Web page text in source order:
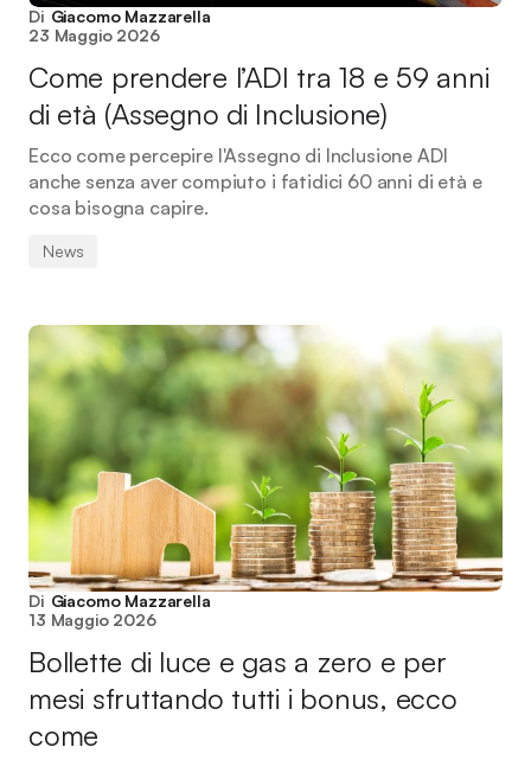
Di Giacomo Mazzarella
23 Maggio 2026
Come prendere l’ADI tra 18 e 59 anni
di età (Assegno di Inclusione)
Ecco come percepire l'Assegno di Inclusione ADI
anche senza aver compiuto i fatidici 60 anni di età e
cosa bisogna capire.
News
Di Giacomo Mazzarella
13 Maggio 2026
Bollette di luce e gas a zero e per
mesi sfruttando tutti i bonus, ecco
come